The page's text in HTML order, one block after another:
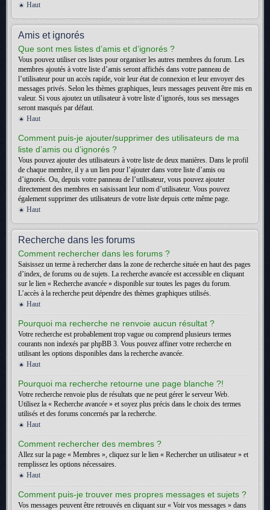
Haut
Amis et ignorés
Que sont mes listes d’amis et d’ignorés ?
Vous pouvez utiliser ces listes pour organiser les autres membres du forum. Les
membres ajoutés à votre liste d’amis seront affichés dans votre panneau de
l’utilisateur pour un accès rapide, voir leur état de connexion et leur envoyer des
messages privés. Selon les thèmes graphiques, leurs messages peuvent être mis en
valeur. Si vous ajoutez un utilisateur à votre liste d’ignorés, tous ses messages
seront masqués par défaut.
Haut
Comment puis-je ajouter/supprimer des utilisateurs de ma
liste d’amis ou d’ignorés ?
Vous pouvez ajouter des utilisateurs à votre liste de deux manières. Dans le profil
de chaque membre, il y a un lien pour l’ajouter dans votre liste d’amis ou
d’ignorés. Ou, depuis votre panneau de l’utilisateur, vous pouvez ajouter
directement des membres en saisissant leur nom d’utilisateur. Vous pouvez
également supprimer des utilisateurs de votre liste depuis cette même page.
Haut
Recherche dans les forums
Comment rechercher dans les forums ?
Saisissez un terme à rechercher dans la zone de recherche située en haut des pages
d’index, de forums ou de sujets. La recherche avancée est accessible en cliquant
sur le lien « Recherche avancée » disponible sur toutes les pages du forum.
L’accès à la recherche peut dépendre des thèmes graphiques utilisés.
Haut
Pourquoi ma recherche ne renvoie aucun résultat ?
Votre recherche est probablement trop vague ou comprend plusieurs termes
courants non indexés par phpBB 3. Vous pouvez affiner votre recherche en
utilisant les options disponibles dans la recherche avancée.
Haut
Pourquoi ma recherche retourne une page blanche ?!
Votre recherche renvoie plus de résultats que ne peut gérer le serveur Web.
Utilisez la « Recherche avancée » et soyez plus précis dans le choix des termes
utilisés et des forums concernés par la recherche.
Haut
Comment rechercher des membres ?
Allez sur la page « Membres », cliquez sur le lien « Rechercher un utilisateur » et
remplissez les options nécessaires.
Haut
Comment puis-je trouver mes propres messages et sujets ?
Vos messages peuvent être retrouvés en cliquant sur « Voir vos messages » dans